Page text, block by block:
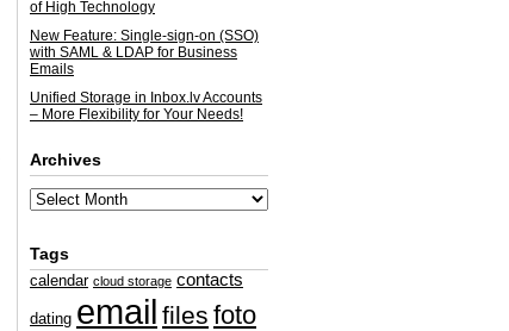
of High Technology
New Feature: Single-sign-on (SSO)
with SAML & LDAP for Business
Emails
Unified Storage in Inbox.lv Accounts
– More Flexibility for Your Needs!
Archives
Tags
calendar cloud storage contacts
dating email files foto